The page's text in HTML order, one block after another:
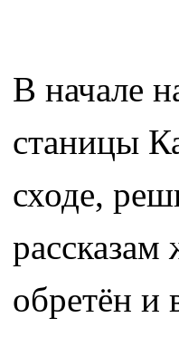
В начале
станицы
сходе,
обретён и